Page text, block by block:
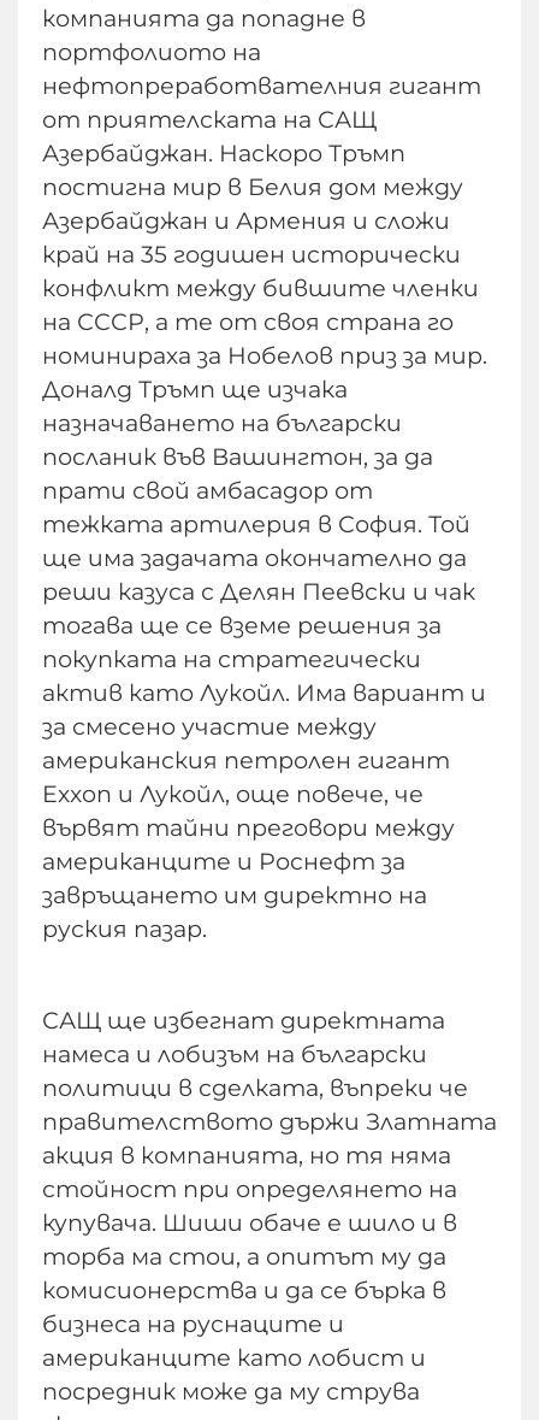
компанията да попадне в
портфолиото на
нефтопреработвателния гигант
от приятелската на САЩ
Азербайджан. Наскоро Тръмп
постигна мир в Белия дом между
Азербайджан и Армения и сложи
край на 35 годишен исторически
конфликт между бившите членки
на СССР, а те от своя страна го
номинираха за Нобелов приз за мир.
Доналд Тръмп ще изчака
назначаването на български
посланик във Вашингтон, за да
прати свой амбасадор от
тежката артилерия в София. Той
ще има задачата окончателно да
реши казуса с Делян Пеевски и чак
тогава ще се вземе решения за
покупката на стратегически
актив като Лукойл. Има вариант и
за смесено участие между
американския петролен гигант
Exxon и Лукойл, още повече, че
вървят тайни преговори между
американците и Роснефт за
завръщането им директно на
руския пазар.
САЩ ще избегнат директната
намеса и лобизъм на български
политици в сделката, въпреки че
правителството държи Златната
акция в компанията, но тя няма
стойност при определянето на
купувача. Шиши обаче е шило и в
торба ма стои, а опитът му да
комисионерства и да се бърка в
бизнеса на руснаците и
американците като лобист и
посредник може да му струва